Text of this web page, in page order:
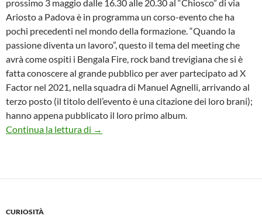
prossimo 3 maggio dalle 16.30 alle 20.30 al “Chiosco” di via
Ariosto a Padova è in programma un corso-evento che ha
pochi precedenti nel mondo della formazione. “Quando la
passione diventa un lavoro”, questo il tema del meeting che
avrà come ospiti i Bengala Fire, rock band trevigiana che si è
fatta conoscere al grande pubblico per aver partecipato ad X
Factor nel 2021, nella squadra di Manuel Agnelli, arrivando al
terzo posto (il titolo dell’evento è una citazione dei loro brani);
hanno appena pubblicato il loro primo album.
Continua la lettura di MUSICA E VIDEOGAMES, IL CORSO
→
CURIOSITÀ